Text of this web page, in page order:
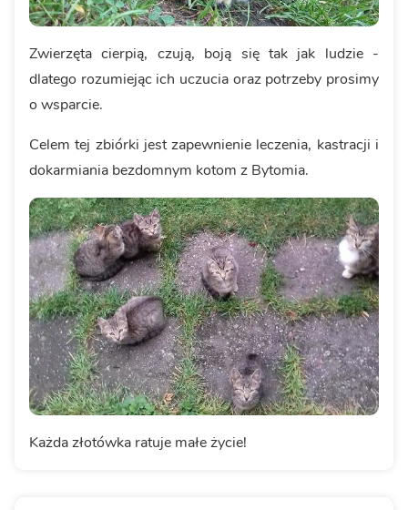
Zwierzęta cierpią, czują, boją się tak jak ludzie -
dlatego rozumiejąc ich uczucia oraz potrzeby prosimy
o wsparcie.
Celem tej zbiórki jest zapewnienie leczenia, kastracji i
dokarmiania bezdomnym kotom z Bytomia.
Każda złotówka ratuje małe życie!